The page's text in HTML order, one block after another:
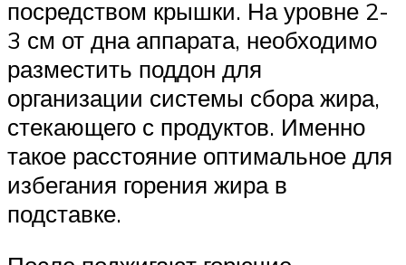
посредством крышки. На уровне 2-
3 см от дна аппарата, необходимо
разместить поддон для
организации системы сбора жира,
стекающего с продуктов. Именно
такое расстояние оптимальное для
избегания горения жира в
подставке.